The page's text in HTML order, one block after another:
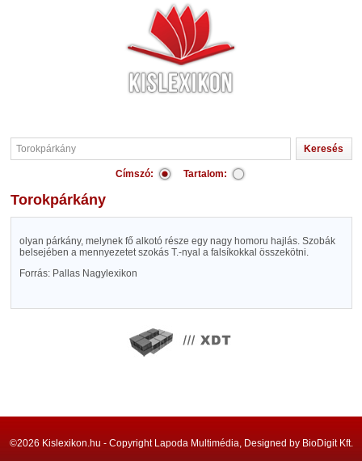
Címszó: Tartalom:
Torokpárkány
olyan párkány, melynek fő alkotó része egy nagy homoru hajlás. Szobák
belsejében a mennyezetet szokás T.-nyal a falsíkokkal összekötni.
Forrás: Pallas Nagylexikon
©2026 Kislexikon.hu - Copyright Lapoda Multimédia, Designed by BioDigit Kft.